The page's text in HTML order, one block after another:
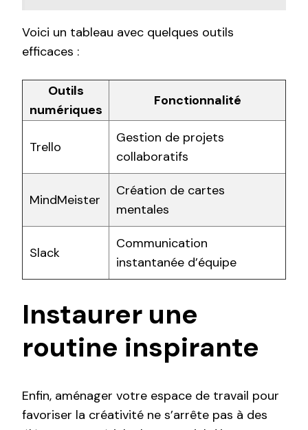
Voici un tableau avec quelques outils
efficaces :
Outils
numériques
Fonctionnalité
Trello
Gestion de projets
collaboratifs
MindMeister
Création de cartes
mentales
Slack
Communication
instantanée d’équipe
Instaurer une
routine inspirante
Enfin, aménager votre espace de travail pour
favoriser la créativité ne s’arrête pas à des